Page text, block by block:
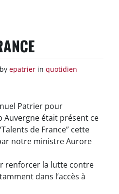
by epatrier in quotidien
Patrier pour
Auvergne était présent ce
de France” cette
notre ministre Aurore
renforcer la lutte contre
dans l’accès à